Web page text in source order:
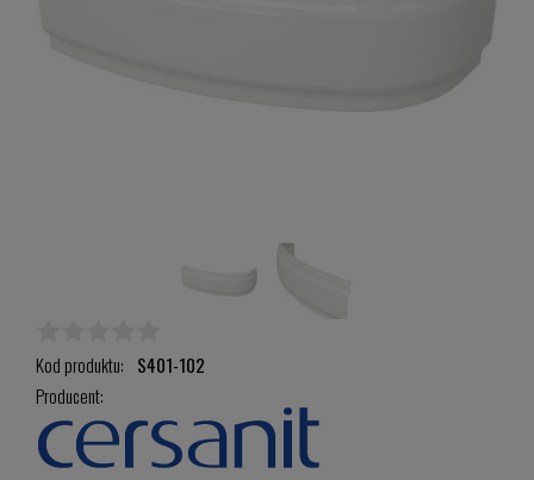
Kod produktu: S401-102
Producent: